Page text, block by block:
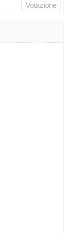
Votazione